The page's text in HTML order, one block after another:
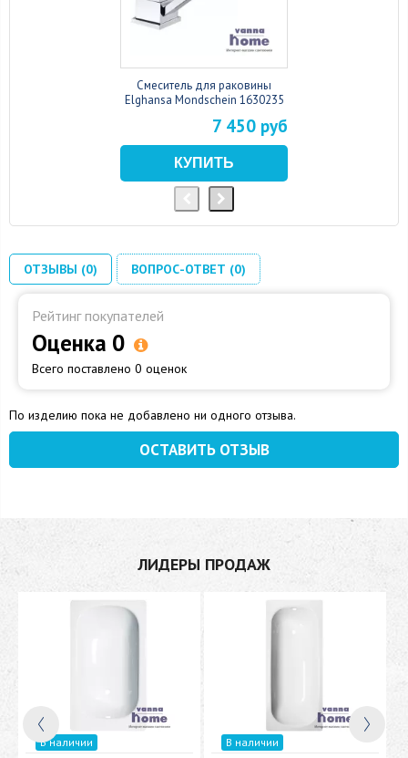
Смеситель для раковины
Elghansa Mondschein 1630235
7 450 руб
ОТЗЫВЫ (0) ВОПРОС-ОТВЕТ (0)
Рейтинг покупателей
Оценка 0
Всего поставлено 0 оценок
По изделию пока не добавлено ни одного отзыва.
ОСТАВИТЬ ОТЗЫВ
ЛИДЕРЫ ПРОДАЖ
В наличии В наличии